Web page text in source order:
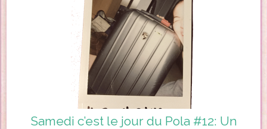
Samedi c’est le jour du Pola #12: Un